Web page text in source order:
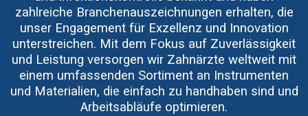
zahlreiche Branchenauszeichnungen erhalten, die
unser Engagement für Exzellenz und Innovation
unterstreichen. Mit dem Fokus auf Zuverlässigkeit
und Leistung versorgen wir Zahnärzte weltweit mit
einem umfassenden Sortiment an Instrumenten
und Materialien, die einfach zu handhaben sind und
Arbeitsabläufe optimieren.